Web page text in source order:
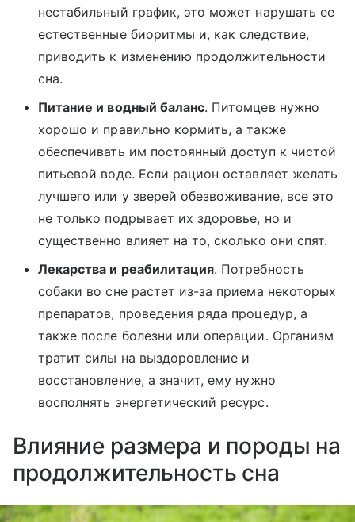
нестабильный график, это может нарушать ее
естественные биоритмы и, как следствие,
приводить к изменению продолжительности
сна.
Питание и водный баланс. Питомцев нужно
хорошо и правильно кормить, а также
обеспечивать им постоянный доступ к чистой
питьевой воде. Если рацион оставляет желать
лучшего или у зверей обезвоживание, все это
не только подрывает их здоровье, но и
существенно влияет на то, сколько они спят.
Лекарства и реабилитация. Потребность
собаки во сне растет из-за приема некоторых
препаратов, проведения ряда процедур, а
также после болезни или операции. Организм
тратит силы на выздоровление и
восстановление, а значит, ему нужно
восполнять энергетический ресурс.
Влияние размера и породы на
продолжительность сна